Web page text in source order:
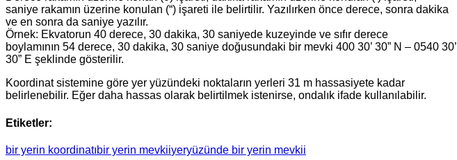
saniye rakamın üzerine konulan (“) işareti ile belirtilir. Yazılırken önce derece, sonra dakika
ve en sonra da saniye yazılır.
Örnek: Ekvatorun 40 derece, 30 dakika, 30 saniyede kuzeyinde ve sıfır derece
boylamının 54 derece, 30 dakika, 30 saniye doğusundaki bir mevki 400 30’ 30” N – 0540 30’
30” E şeklinde gösterilir.
Koordinat sistemine göre yer yüzündeki noktaların yerleri 31 m hassasiyete kadar
belirlenebilir. Eğer daha hassas olarak belirtilmek istenirse, ondalık ifade kullanılabilir.
Etiketler:
bir yerin koordinatıbir yerin mevkiiyeryüzünde bir yerin mevkii